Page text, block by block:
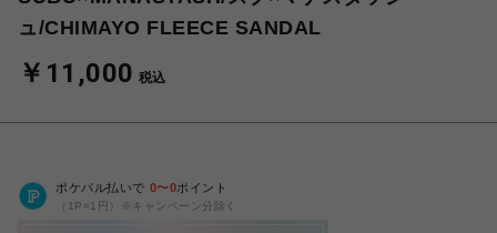
ュ/CHIMAYO FLEECE SANDAL
￥11,000 税込
ポケパル払いで 0〜0ポイント
（1P=1円）※キャンペーン分除く